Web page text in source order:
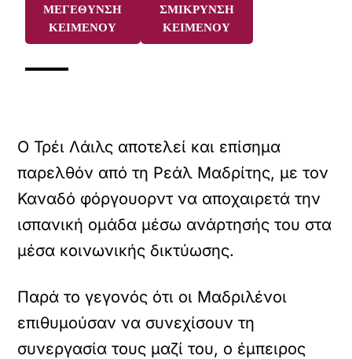
ΜΕΓΕΘΥΝΣΗ
ΚΕΙΜΕΝΟΥ
ΣΜΙΚΡΥΝΣΗ
ΚΕΙΜΕΝΟΥ
Ο Τρέι Λάιλς αποτελεί και επίσημα
παρελθόν από τη Ρεάλ Μαδρίτης, με τον
Καναδό φόργουορντ να αποχαιρετά την
ισπανική ομάδα μέσω ανάρτησής του στα
μέσα κοινωνικής δικτύωσης.
Παρά το γεγονός ότι οι Μαδριλένοι
επιθυμούσαν να συνεχίσουν τη
συνεργασία τους μαζί του, ο έμπειρος